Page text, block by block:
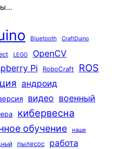
Bluetooth CraftDuino
LEGO OpenCV
Pi RoboCraft ROS
андроид
видео военный
кибервесна
обучение наше
пылесос работа